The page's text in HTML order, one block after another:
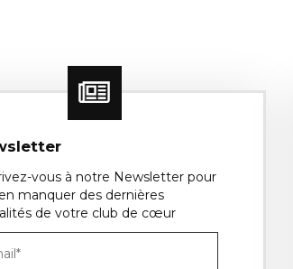
vous à notre Newsletter pour
manquer des dernières
de votre club de cœur